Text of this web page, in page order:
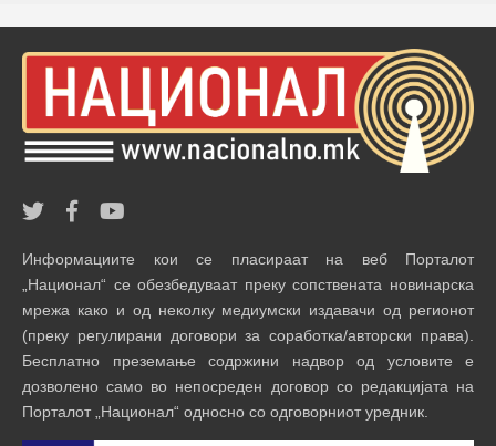
Информациите кои се пласираат на веб Порталот
„Национал“ се обезбедуваат преку сопствената новинарска
мрежа како и од неколку медиумски издавачи од регионот
(преку регулирани договори за соработка/авторски права).
Бесплатно преземање содржини надвор од условите е
дозволено само во непосреден договор со редакцијата на
Порталот „Национал“ односно со одговорниот уредник.